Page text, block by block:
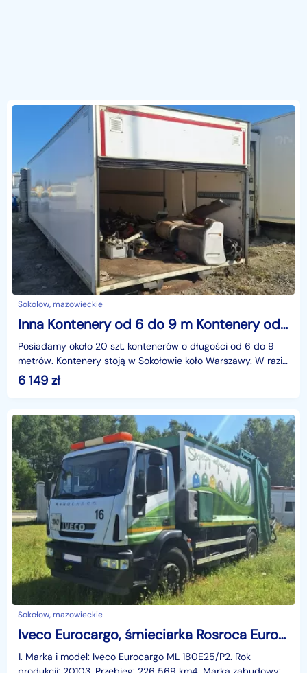
Sokołow, mazowieckie
Inna Kontenery od 6 do 9 m Kontenery od 6 do 9 m
Posiadamy około 20 szt. kontenerów o długości od 6 do 9
metrów. Kontenery stoją w Sokołowie koło Warszawy. W razie
zainteresowania - serdecznie zapraszamy do ko
6 149 zł
Sokołow, mazowieckie
Iveco Eurocargo, śmieciarka Rosroca Eurocargo, śmieciarka Rosroca
1. Marka i model: Iveco Eurocargo ML 180E25/P2. Rok